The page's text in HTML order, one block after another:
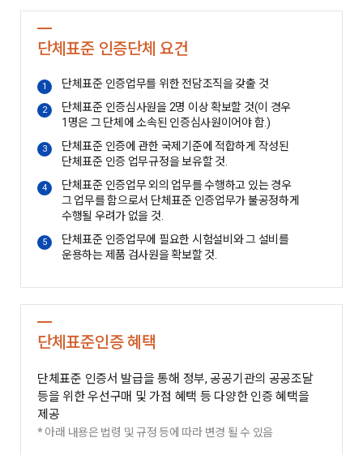
단체표준 인증단체 요건
1 단체표준 인증업무를 위한 전담조직을 갖출 것
2
단체표준 인증심사원을 2명 이상 확보할 것(이 경우
1명은 그 단체에 소속된 인증심사원이어야 함.)
3
단체표준 인증에 관한 국제기준에 적합하게 작성된
단체표준 인증 업무규정을 보유할 것.
4
단체표준 인증업무 외의 업무를 수행하고 있는 경우
그 업무를 함으로서 단체표준 인증업무가 불공정하게
수행될 우려가 없을 것.
5
단체표준 인증업무에 필요한 시험설비와 그 설비를
운용하는 제품 검사원을 확보할 것.
단체표준인증 혜택
단체표준 인증서 발급을 통해 정부, 공공기관의 공공조달
등을 위한 우선구매 및 가점 혜택 등 다양한 인증 혜택을
제공
* 아래 내용은 법령 및 규정 등에 따라 변경 될 수 있음